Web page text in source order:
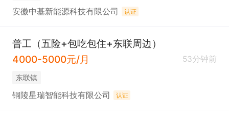
安徽中基新能源科技有限公司 认证
普工（五险+包吃包住+东联周边）
4000-5000元/月
53分钟前
东联镇
铜陵星瑞智能科技有限公司 认证